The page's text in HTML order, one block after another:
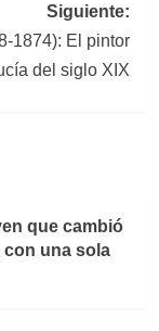
Siguiente:
1874): El pintor
del siglo XIX
que cambió
una sola